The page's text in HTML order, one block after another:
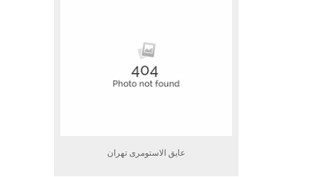
عایق الاستومری تهران